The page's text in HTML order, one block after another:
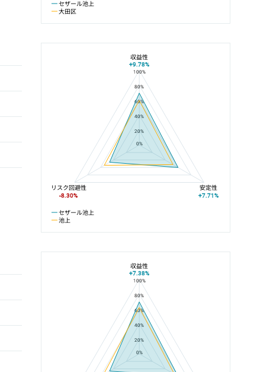
セザール池上
大田区
セザール池上と池上の平均値の総合評価の比較
100%
80%
60%
40%
20%
0%
セザール池上
池上
収益性
+9.78%
リスク回避性
-8.30%
安定性
+7.71%
セザール池上と池上線の平均値の総合評価の比較
100%
80%
60%
40%
20%
0%
収益性
+7.38%